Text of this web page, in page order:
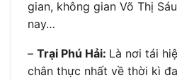
gian, không gian Võ Thị
nay…
– Trại Phú Hải: Là nơi tái
chân thực nhất về thời kì